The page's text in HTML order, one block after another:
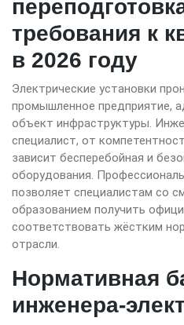
требования к
в 2026 году
Электрические установки
промышленное предприятие,
объект инфраструктуры.
специалист, от
зависит бесперебойная и
оборудования.
позволяет специалистам со
образованием получить
соответствовать жёстким
отрасли.
Нормативная
инженера-